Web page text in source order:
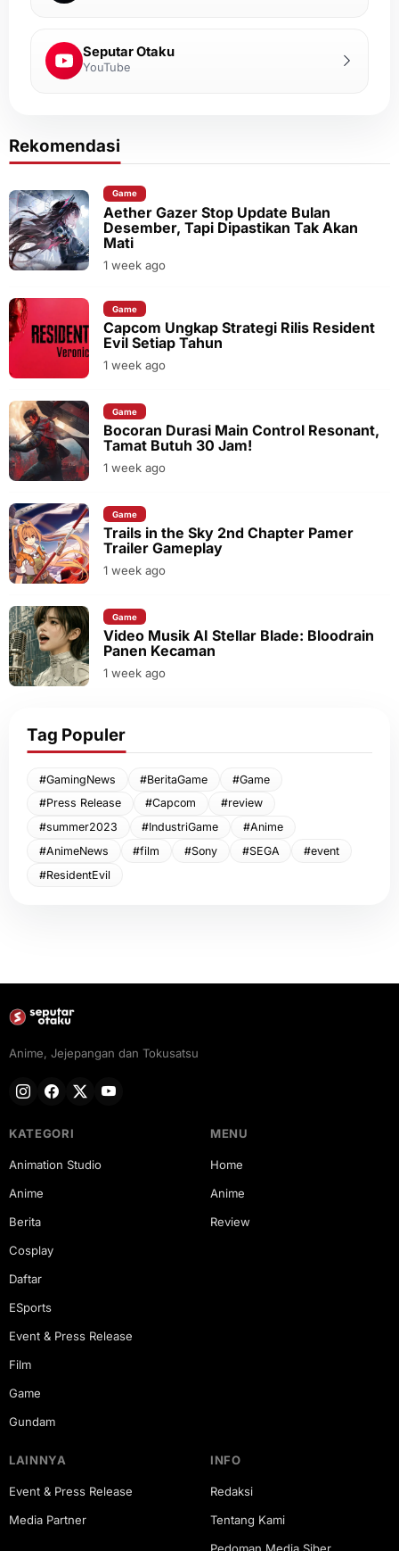
Seputar Otaku
YouTube
Rekomendasi
Game
Aether Gazer Stop Update Bulan
Desember, Tapi Dipastikan Tak Akan
Mati
1 week ago
Game
Capcom Ungkap Strategi Rilis Resident
Evil Setiap Tahun
1 week ago
Game
Bocoran Durasi Main Control Resonant,
Tamat Butuh 30 Jam!
1 week ago
Game
Trails in the Sky 2nd Chapter Pamer
Trailer Gameplay
1 week ago
Game
Video Musik AI Stellar Blade: Bloodrain
Panen Kecaman
1 week ago
Tag Populer
#GamingNews #BeritaGame
#Game
#Press Release
#Capcom
#review
#summer2023
#IndustriGame
#Anime
#AnimeNews
#film #Sony #SEGA
#event
#ResidentEvil
Anime, Jejepangan dan Tokusatsu
KATEGORI
Animation Studio
Anime
Berita
Cosplay
Daftar
ESports
Event & Press Release
Film
Game
Gundam
MENU
Home
Anime
Review
LAINNYA
Event & Press Release
Media Partner
INFO
Redaksi
Tentang Kami